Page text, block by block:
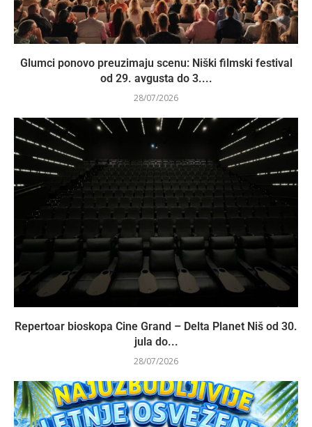
Glumci ponovo preuzimaju scenu: Niški filmski festival
od 29. avgusta do 3....
28/07/2026
Repertoar bioskopa Cine Grand – Delta Planet Niš od 30.
jula do...
28/07/2026